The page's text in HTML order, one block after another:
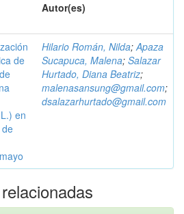
Autor(es)
de
en
Hilario Román, Nilda;Apaza
Sucapuca, Malena; Salazar
Hurtado, Diana Beatriz;
malenasansung@gmail.com;
dsalazarhurtado@gmail.com